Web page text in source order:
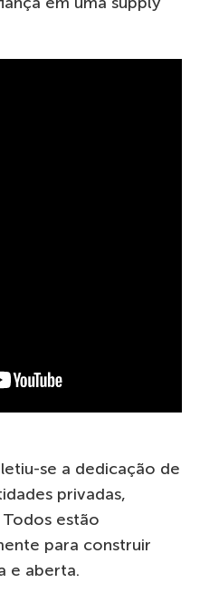
se a dedicação de
privadas,
estão
para construir
e aberta.